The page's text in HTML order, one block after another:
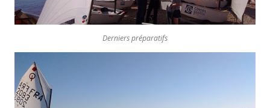
Derniers préparatifs